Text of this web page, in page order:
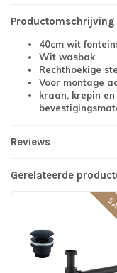
Productomschrijving
40cm wit
Wit wasbak
Rechthoekige
Voor montage
kraan, krepin
Reviews
Gerelateerde